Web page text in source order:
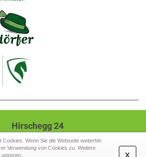
Cookies. Wenn Sie die Webseite weiterhin
Verwendung von Cookies zu. Weitere
unseren
x
Hirschegg 24
Hirschegg-Pack
2207, Mail: gde@hirschegg-